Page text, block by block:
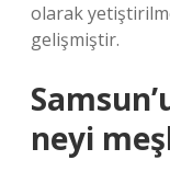
olarak
gelişmiştir.
neyi